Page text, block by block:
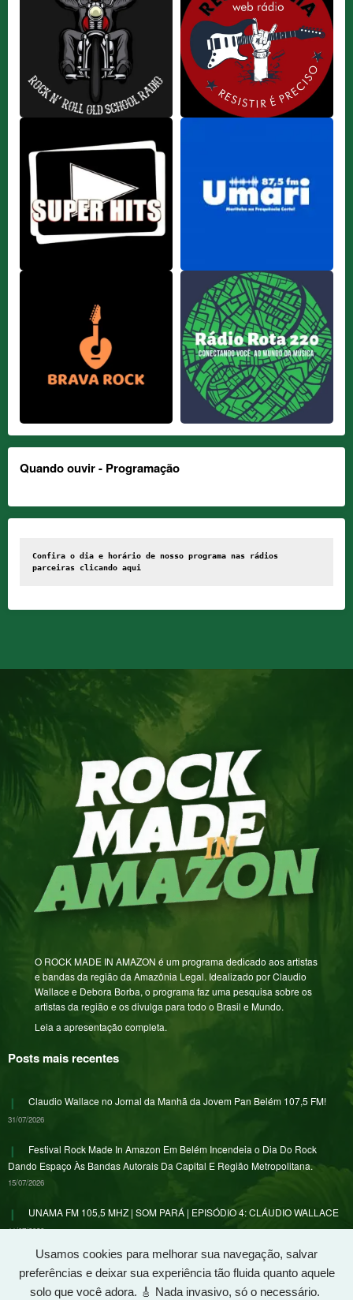
Usamos cookies para melhorar sua navegação, salvar
preferências e deixar sua experiência tão fluida quanto aquele
solo que você adora. 🎸 Nada invasivo, só o necessário.
Quando ouvir - Programação
Confira o dia e horário de nosso programa nas rádios
parceiras clicando aqui
O ROCK MADE IN AMAZON é um programa dedicado aos artistas
e bandas da região da Amazônia Legal. Idealizado por Claudio
Wallace e Debora Borba, o programa faz uma pesquisa sobre os
artistas da região e os divulga para todo o Brasil e Mundo.
Leia a apresentação completa.
Posts mais recentes
Claudio Wallace no Jornal da Manhã da Jovem Pan Belém 107,5 FM!
31/07/2026
Festival Rock Made In Amazon Em Belém Incendeia o Dia Do Rock
Dando Espaço Às Bandas Autorais Da Capital E Região Metropolitana.
15/07/2026
UNAMA FM 105,5 MHZ | SOM PARÁ | EPISÓDIO 4: CLÁUDIO WALLACE
11/07/2026